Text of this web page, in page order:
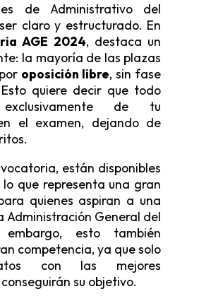
de Administrativo del
claro y estructurado. En
AGE 2024, destaca un
la mayoría de las plazas
oposición libre, sin fase
quiere decir que todo
exclusivamente de tu
el examen, dejando de
están disponibles
lo que representa una gran
quienes aspiran a una
Administración General del
esto también
competencia, ya que solo
con las mejores
su objetivo.